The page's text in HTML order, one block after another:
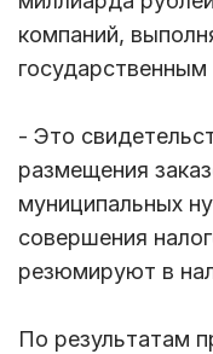
компаний,
государственным
- Это
размещения
муниципальных
совершения
резюмируют в
По результатам